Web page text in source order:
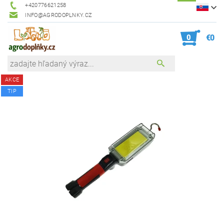
+420776621258
INFO@AGRODOPLNKY.CZ
0 €0
AKCE
TIP